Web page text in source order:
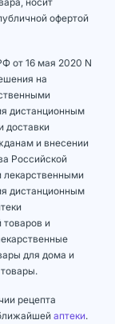
офертой
от 16 мая 2020 N
на
дистанционным
доставки
и внесении
Российской
лекарственными
дистанционным
и
для дома и
рецепта
аптеки.